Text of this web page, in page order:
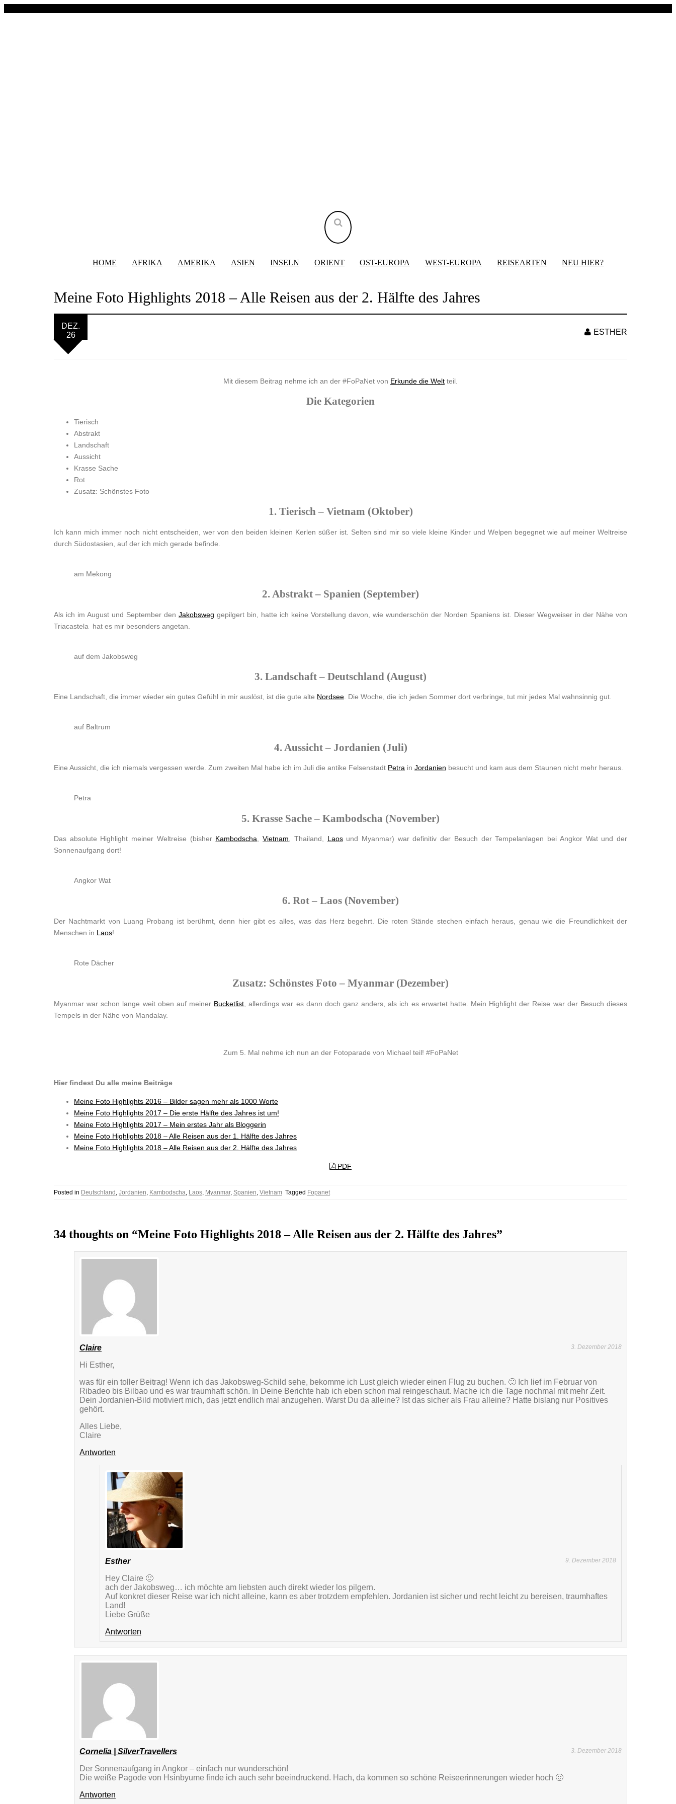
HOME AFRIKA AMERIKA ASIEN INSELN ORIENT OST-EUROPA WEST-EUROPA REISEARTEN NEU HIER?
Meine Foto Highlights 2018 – Alle Reisen aus der 2. Hälfte des Jahres
DEZ.
26
ESTHER
Mit diesem Beitrag nehme ich an der #FoPaNet von Erkunde die Welt teil.
Die Kategorien
Tierisch
Abstrakt
Landschaft
Aussicht
Krasse Sache
Rot
Zusatz: Schönstes Foto
1. Tierisch – Vietnam (Oktober)
Ich kann mich immer noch nicht entscheiden, wer von den beiden kleinen Kerlen süßer ist. Selten sind mir so viele kleine Kinder und Welpen begegnet wie auf meiner Weltreise
durch Südostasien, auf der ich mich gerade befinde.
am Mekong
2. Abstrakt – Spanien (September)
Als ich im August und September den Jakobsweg gepilgert bin, hatte ich keine Vorstellung davon, wie wunderschön der Norden Spaniens ist. Dieser Wegweiser in der Nähe von
Triacastela hat es mir besonders angetan.
auf dem Jakobsweg
3. Landschaft – Deutschland (August)
Eine Landschaft, die immer wieder ein gutes Gefühl in mir auslöst, ist die gute alte Nordsee. Die Woche, die ich jeden Sommer dort verbringe, tut mir jedes Mal wahnsinnig gut.
auf Baltrum
4. Aussicht – Jordanien (Juli)
Eine Aussicht, die ich niemals vergessen werde. Zum zweiten Mal habe ich im Juli die antike Felsenstadt Petra in Jordanien besucht und kam aus dem Staunen nicht mehr heraus.
Petra
5. Krasse Sache – Kambodscha (November)
Das absolute Highlight meiner Weltreise (bisher Kambodscha ,Vietnam , Thailand, Laosund Myanmar) war definitiv der Besuch der Tempelanlagen bei Angkor Wat und der
Sonnenaufgang dort!
Angkor Wat
6. Rot – Laos (November)
Der Nachtmarkt von Luang Probang ist berühmt, denn hier gibt es alles, was das Herz begehrt. Die roten Stände stechen einfach heraus, genau wie die Freundlichkeit der
Menschen in Laos!
Rote Dächer
Zusatz: Schönstes Foto – Myanmar (Dezember)
Myanmar war schon lange weit oben auf meiner Bucketlist , allerdings war es dann doch ganz anders, als ich es erwartet hatte. Mein Highlight der Reise war der Besuch dieses
Tempels in der Nähe von Mandalay.
Zum 5. Mal nehme ich nun an der Fotoparade von Michael teil! #FoPaNet
Hier findest Du alle meine Beiträge
Meine Foto Highlights 2016 – Bilder sagen mehr als 1000 Worte
Meine Foto Highlights 2017 – Die erste Hälfte des Jahres ist um!
Meine Foto Highlights 2017 – Mein erstes Jahr als Bloggerin
Meine Foto Highlights 2018 – Alle Reisen aus der 1. Hälfte des Jahres
Meine Foto Highlights 2018 – Alle Reisen aus der 2. Hälfte des Jahres
PDF
Posted in Deutschland Jordanien Kambodscha Laos Myanmar, Spanien Vietnam Tagged Fopanet
34 thoughts on “Meine Foto Highlights 2018 – Alle Reisen aus der 2. Hälfte des Jahres”
Claire 3. Dezember 2018
Hi Esther,
was für ein toller Beitrag! Wenn ich das Jakobsweg-Schild sehe, bekomme ich Lust gleich wieder einen Flug zu buchen. 🙂 Ich lief im Februar von
Ribadeo bis Bilbao und es war traumhaft schön. In Deine Berichte hab ich eben schon mal reingeschaut. Mache ich die Tage nochmal mit mehr Zeit.
Dein Jordanien-Bild motiviert mich, das jetzt endlich mal anzugehen. Warst Du da alleine? Ist das sicher als Frau alleine? Hatte bislang nur Positives
gehört.
Alles Liebe,
Claire
Antworten
Esther 9. Dezember 2018
Hey Claire 🙂
ach der Jakobsweg… ich möchte am liebsten auch direkt wieder los pilgern.
Auf konkret dieser Reise war ich nicht alleine, kann es aber trotzdem empfehlen. Jordanien ist sicher und recht leicht zu bereisen, traumhaftes
Land!
Liebe Grüße
Antworten
Cornelia | SilverTravellers 3. Dezember 2018
Der Sonnenaufgang in Angkor – einfach nur wunderschön!
Die weiße Pagode von Hsinbyume finde ich auch sehr beeindruckend. Hach, da kommen so schöne Reiseerinnerungen wieder hoch 🙂
Antworten